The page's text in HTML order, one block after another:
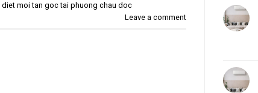
diet moi tan goc tai phuong chau doc
Leave a comment